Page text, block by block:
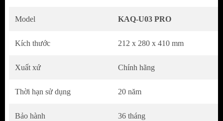
Model KAQ-U03 PRO
Kích thước 212 x 280 x 410 mm
Xuất xứ Chính hãng
Thời hạn sử dụng 20 năm
Bảo hành 36 tháng